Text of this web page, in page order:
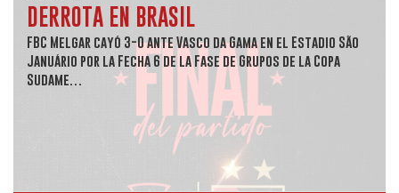
DERROTA EN BRASIL
FBC Melgar cayó 3-0 ante Vasco da Gama en el Estadio São
Januário por la Fecha 6 de la Fase de Grupos de la Copa
Sudame…